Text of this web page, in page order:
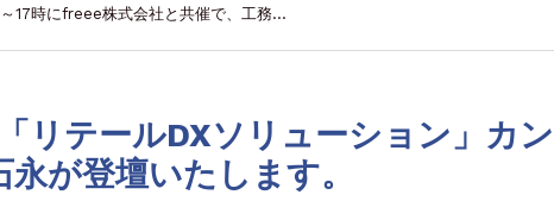
17時にfreee株式会社と共催で、工務…
リテールDXソリューション」カン
が登壇いたします。